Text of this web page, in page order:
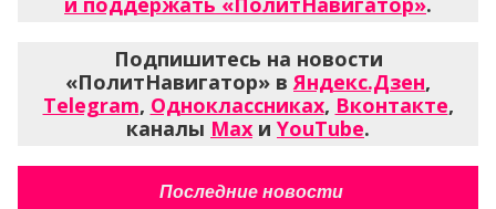
Подпишитесь на новости
«ПолитНавигатор» вЯндекс.Дзен,
Telegram, Одноклассниках, Вконтакте,
каналы Max и YouTube.
Последние новости